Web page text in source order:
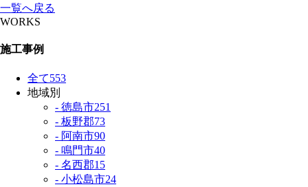
一覧へ戻る
WORKS
施工事例
全て553
地域別
- 徳島市251
- 板野郡73
- 阿南市90
- 鳴門市40
- 名西郡15
- 小松島市24